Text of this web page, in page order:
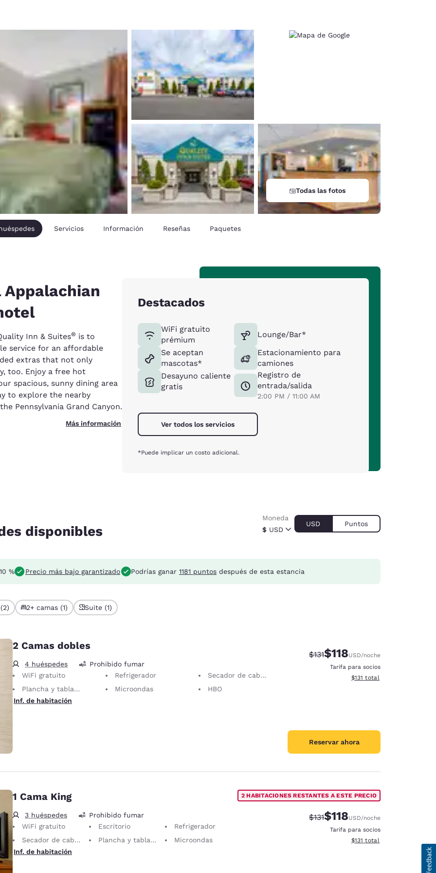
France
Français
France
English
Italia
Italiano
New Zealand Todas las fotos
Servicios Información Reseñas Paquetes
Inn & Suites® is to
service for an affordable
extras that not only
too. Enjoy a free hot
spacious, sunny dining area
to explore the nearby
Pennsylvania Grand Canyon.
Más información
Destacados
WiFi gratuito
prémium
Se aceptan
mascotas*
Desayuno caliente
gratis
Lounge/Bar*
Estacionamiento para
camiones
Registro de
entrada/salida
2:00 PM / 11:00 AM
Ver todos los servicios
*Puede implicar un costo adicional.
disponibles $ USD
Moneda
USD Puntos
% Precio más bajo garantizado Podrías ganar 1181 puntos después de esta estancia
2+ camas (1) Suite (1)
2 Camas dobles
4 huéspedes
Prohibido fumar
WiFi gratuito
Refrigerador
Secador de cabello
Plancha y tabla de planchar
Microondas
HBO
Inf. de habitación
Precio tachado:
$131Precio con descuento:
$118USD/noche
Tarifa para socios
Ver detalles del total
$131 total
Reservar ahora
1 Cama King
3 huéspedes
Prohibido fumar
WiFi gratuito
Escritorio
Refrigerador
Secador de cabello
Plancha y tabla de planchar
Microondas
Inf. de habitación
2 HABITACIONES RESTANTES A ESTE PRECIO
Precio tachado:
$131Precio con descuento:
$118USD/noche
Tarifa para socios
Ver detalles del total
$131 total